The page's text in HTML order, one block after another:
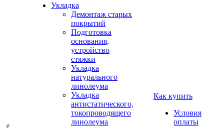
Укладка
Демонтаж старых
покрытий
Подготовка
основания,
устройство
стяжки
Укладка
натурального
линолеума
Укладка
антистатического,
токопроводящего
линолеума
Как купить
Условия
оплаты